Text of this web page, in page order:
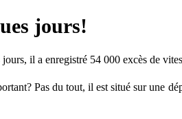
jours!
il a enregistré 54 000 excès de
Pas du tout, il est situé sur une